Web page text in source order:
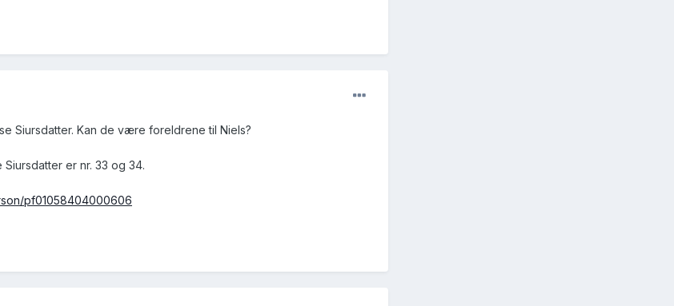
Siursdatter. Kan de være foreldrene til Niels?
er nr. 33 og 34.
pf01058404000606